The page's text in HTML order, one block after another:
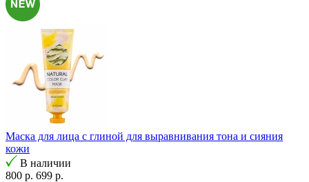
Маска для лица с глиной для выравнивания тона и сияния
кожи
В наличии
800 р. 699 р.